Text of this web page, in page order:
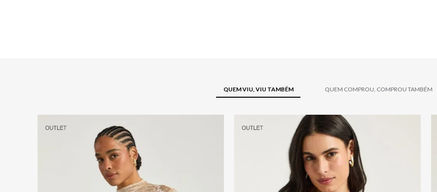
QUEM VIU, VIU TAMBÉM QUEM COMPROU, COMPROU TAMBÉM